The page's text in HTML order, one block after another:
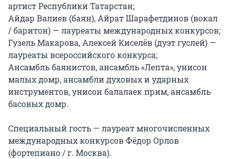
артист Республики Татарстан;
Айдар Валиев (баян), Айрат Шарафетдинов (вокал
/ баритон) — лауреаты международных конкурсов;
Гузель Макарова, Алексей Киселёв (дуэт гуслей) —
лауреаты всероссийского конкурса;
Ансамбль баянистов, ансамбль «Лепта», унисон
малых домр, ансамбли духовых и ударных
инструментов, унисон балалаек прим, ансамбль
басовых домр.
Специальный гость — лауреат многочисленных
международных конкурсов Фёдор Орлов
(фортепиано / г. Москва).